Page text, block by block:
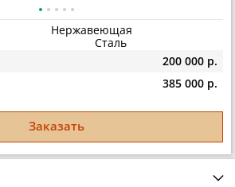
Нержавеющая
Сталь
200 000 р.
385 000 р.
Заказать